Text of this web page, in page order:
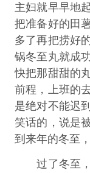
主妇就早早地
把准备好的田
多了再把捞好
锅冬至丸就成
快把那甜甜的
前程，上班的
是绝对不能迟
笑话的，说是
到来年的冬至
过了冬至，